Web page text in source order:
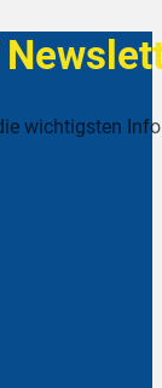
wichtigsten